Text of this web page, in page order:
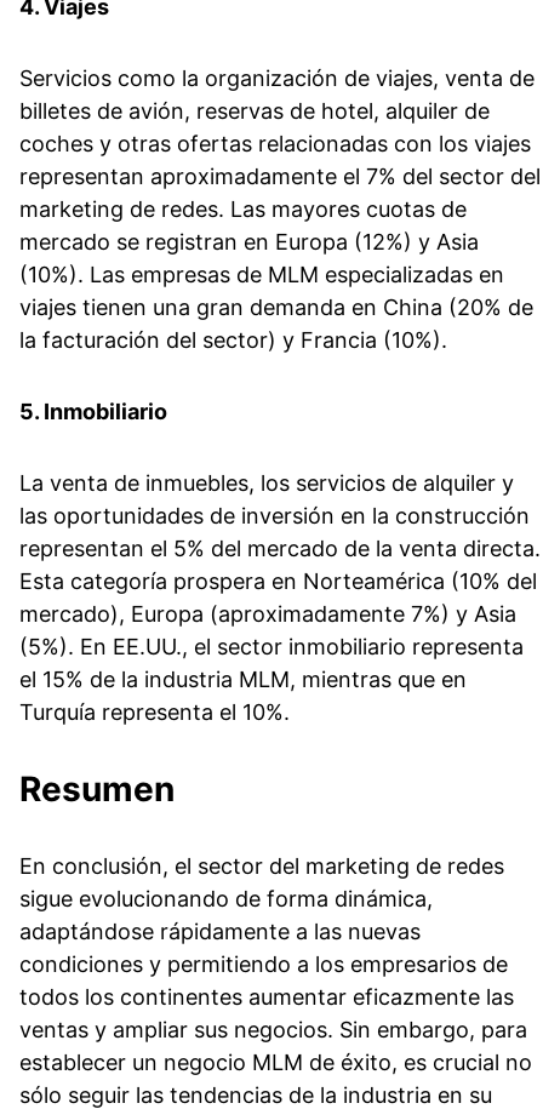
4. Viajes
Servicios como la organización de viajes, venta de
billetes de avión, reservas de hotel, alquiler de
coches y otras ofertas relacionadas con los viajes
representan aproximadamente el 7% del sector del
marketing de redes. Las mayores cuotas de
mercado se registran en Europa (12%) y Asia
(10%). Las empresas de MLM especializadas en
viajes tienen una gran demanda en China (20% de
la facturación del sector) y Francia (10%).
5. Inmobiliario
La venta de inmuebles, los servicios de alquiler y
las oportunidades de inversión en la construcción
representan el 5% del mercado de la venta directa.
Esta categoría prospera en Norteamérica (10% del
mercado), Europa (aproximadamente 7%) y Asia
(5%). En EE.UU., el sector inmobiliario representa
el 15% de la industria MLM, mientras que en
Turquía representa el 10%.
Resumen
En conclusión, el sector del marketing de redes
sigue evolucionando de forma dinámica,
adaptándose rápidamente a las nuevas
condiciones y permitiendo a los empresarios de
todos los continentes aumentar eficazmente las
ventas y ampliar sus negocios. Sin embargo, para
establecer un negocio MLM de éxito, es crucial no
sólo seguir las tendencias de la industria en su